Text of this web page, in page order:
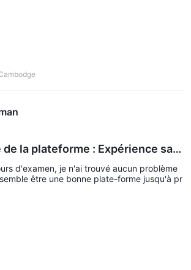
de la plateforme : Expérience san
prometteur
d'examen, je n'ai trouvé aucun problème
être une bonne plate-forme jusqu'à pr